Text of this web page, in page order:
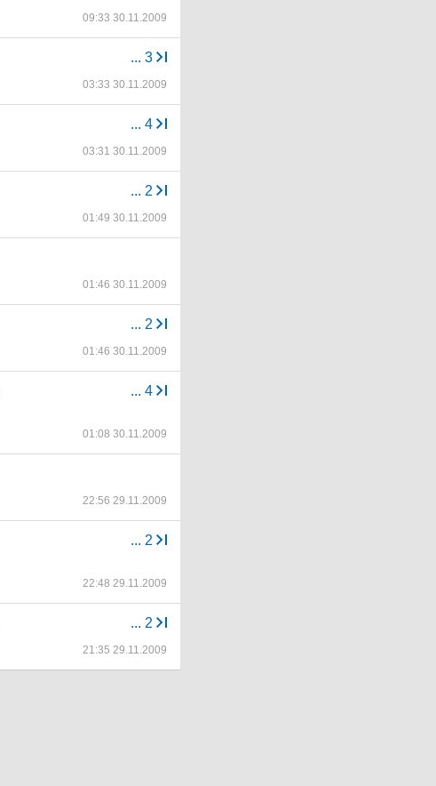
09:33 30.11.2009
... 3
03:33 30.11.2009
... 4
03:31 30.11.2009
... 2
01:49 30.11.2009
01:46 30.11.2009
... 2
01:46 30.11.2009
... 4
01:08 30.11.2009
22:56 29.11.2009
... 2
22:48 29.11.2009
... 2
21:35 29.11.2009